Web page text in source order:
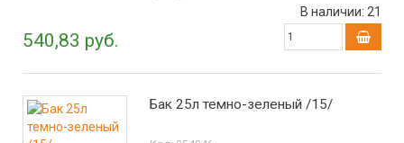
540,83 руб.
В наличии: 21
Бак 25л темно-зеленый /15/